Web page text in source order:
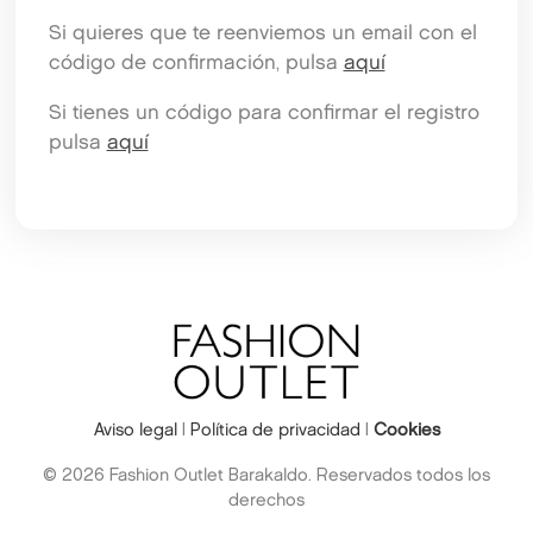
Si quieres que te reenviemos un email con el
código de confirmación, pulsa aquí
Si tienes un código para confirmar el registro
pulsa aquí
Aviso legal Política de privacidad Cookies
© 2026 Fashion Outlet Barakaldo. Reservados todos los
derechos